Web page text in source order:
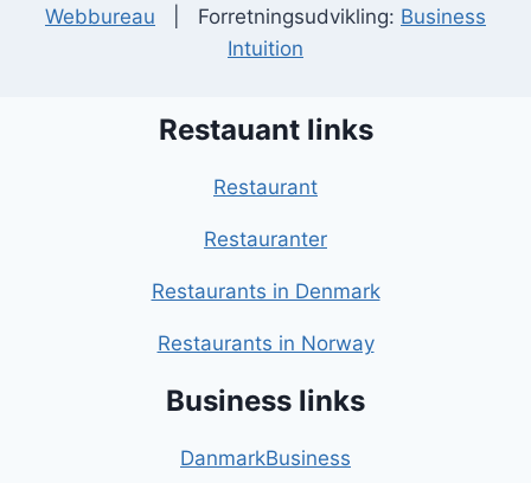
Webbureau | Forretningsudvikling: Business
Intuition
Restauant links
Restaurant
Restauranter
Restaurants in Denmark
Restaurants in Norway
Business links
DanmarkBusiness